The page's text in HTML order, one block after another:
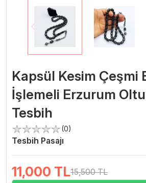
Kapsül Kesim Çeşmi
İşlemeli Erzurum Oltu
Tesbih
(0)
Tesbih Pasajı
11,000 TL15,500 TL